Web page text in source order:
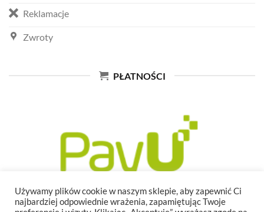
Reklamacje
Zwroty
PŁATNOŚCI
Używamy plików cookie w naszym sklepie, aby zapewnić Ci
najbardziej odpowiednie wrażenia, zapamiętując Twoje